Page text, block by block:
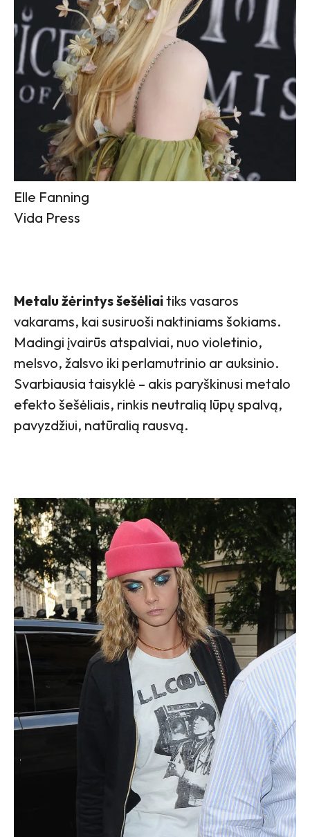
Elle Fanning
Vida Press
Metalu žėrintys šešėliaitiks vasaros
vakarams, kai susiruoši naktiniams šokiams.
Madingi įvairūs atspalviai, nuo violetinio,
melsvo, žalsvo iki perlamutrinio ar auksinio.
Svarbiausia taisyklė – akis paryškinusi metalo
efekto šešėliais, rinkis neutralią lūpų spalvą,
pavyzdžiui, natūralią rausvą.